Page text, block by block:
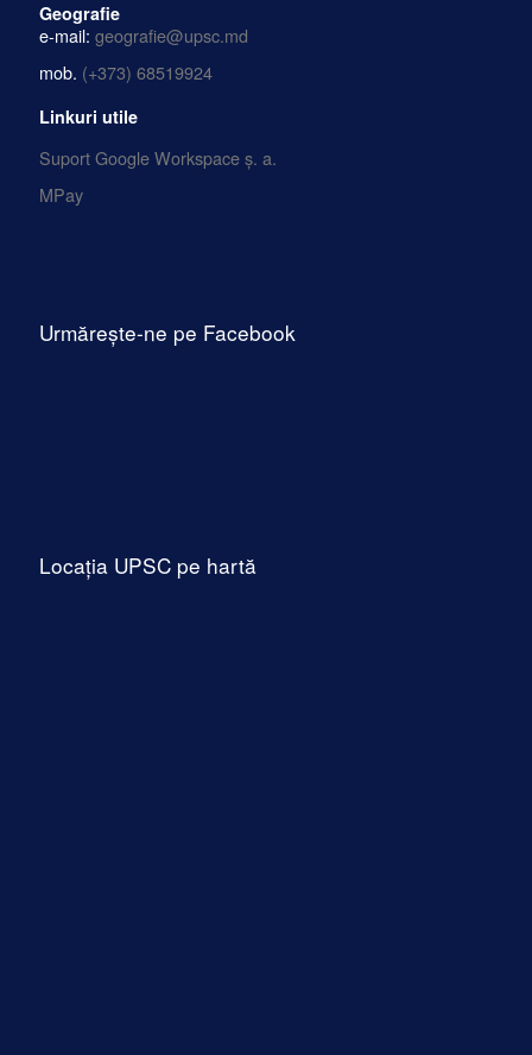
Geografie
e-mail: geografie@upsc.md
mob. (+373) 68519924
Linkuri utile
Suport Google Workspace ș. a.
MPay
Urmărește-ne pe Facebook
Locația UPSC pe hartă